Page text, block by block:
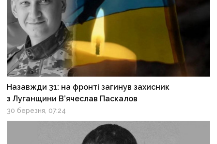
Назавжди 31: на фронті загинув захисник
з Луганщини В’ячеслав Паскалов
30 березня, 07:24